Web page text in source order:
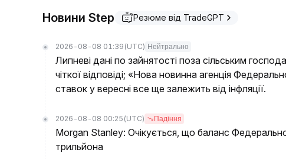
Новини Step Резюме від TradeGPT
2026-08-08 01:39 (UTC) Нейтрально
Липневі дані по зайнятості поза сільським
чіткої відповіді; «Нова новинна агенція
ставок у вересні все ще залежить від інфляції.
2026-08-08 00:25 (UTC) Падіння
Morgan Stanley: Очікується, що баланс
трильйона